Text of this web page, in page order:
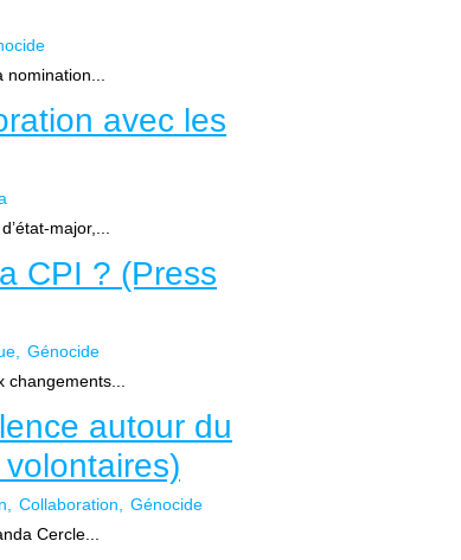
avec les
major,...
CPI ? (Press
Génocide
autour du
Collaboration
Génocide
Cercle...